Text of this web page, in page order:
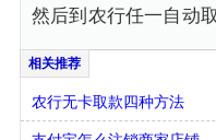
然后到农行任一自动
农行无卡取款四种方法